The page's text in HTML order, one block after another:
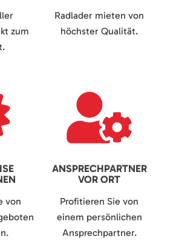
zum
Radlader mieten von
höchster Qualität.
von
ANSPRECHPARTNER
VOR ORT
Profitieren Sie von
einem persönlichen
Ansprechpartner.